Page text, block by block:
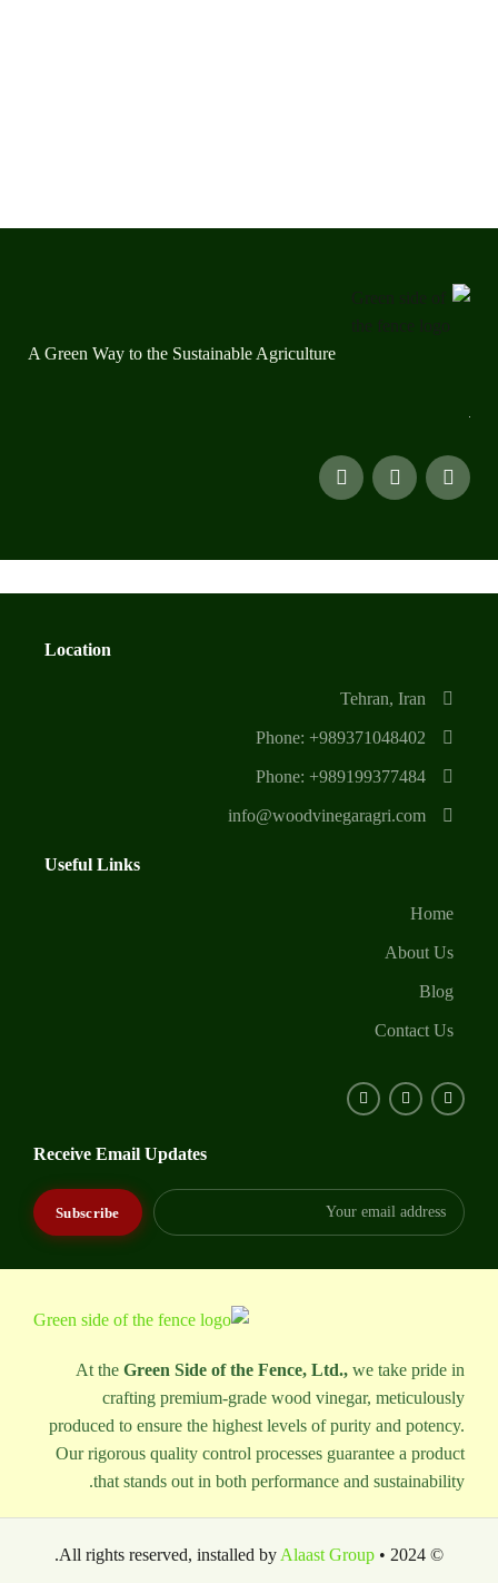
A Green Way to the Sustainable Agriculture
Location
Tehran, Iran
Phone: +989371048402
Phone: +989199377484
info@woodvinegaragri.com
Useful Links
Home
About Us
Blog
Contact Us
Receive Email Updates
At the Green Side of the Fence, Ltd., we take pride in
crafting premium-grade wood vinegar, meticulously
produced to ensure the highest levels of purity and potency.
Our rigorous quality control processes guarantee a product
that stands out in both performance and sustainability.
© 2024 • All rights reserved, installed by
Alaast Group
.